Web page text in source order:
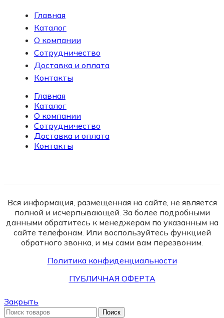
Главная
Каталог
О компании
Сотрудничество
Доставка и оплата
Контакты
Главная
Каталог
О компании
Сотрудничество
Доставка и оплата
Контакты
Вся информация, размещенная на сайте, не является
полной и исчерпывающей. За более подробными
данными обратитесь к менеджерам по указанным на
сайте телефонам. Или воспользуйтесь функцией
обратного звонка, и мы сами вам перезвоним.
Политика конфиденциальности
ПУБЛИЧНАЯ ОФЕРТА
Закрыть
Поиск